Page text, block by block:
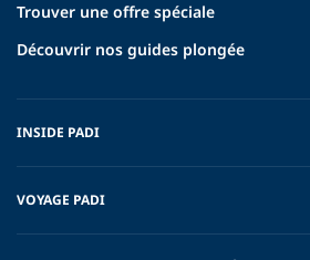
Trouver une offre spéciale
Découvrir nos guides plongée
INSIDE PADI
VOYAGE PADI